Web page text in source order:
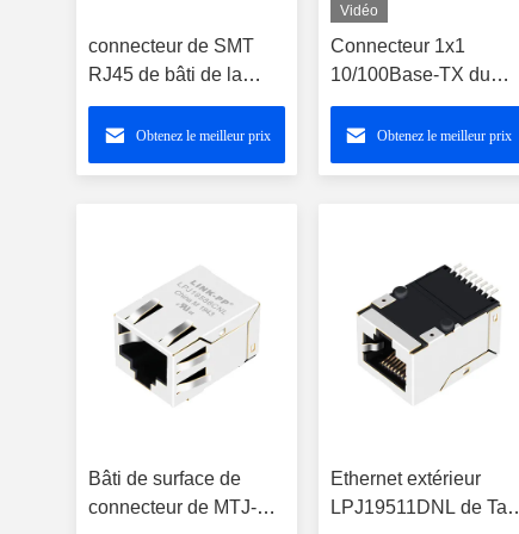
connecteur de SMT
RJ45 de bâti de la
surface 1500Vrms pour
le PC Mainboard J0C-
0006NL
Obtenez le meilleur prix
Vidéo
Connecteur 1x1
10/100Base-TX du
support extérieur Rj45
de J0C-0005NLT
magnétique
Obtenez le meilleur prix
Bâti de surface de
connecteur de MTJ-
Ethernet extérieur
LPJ19511DNL de Tab